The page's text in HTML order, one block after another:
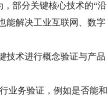
部分关键核心技术的“沿
能解决工业互联网、数字
术进行概念验证与产品
业务验证，例如是否能和